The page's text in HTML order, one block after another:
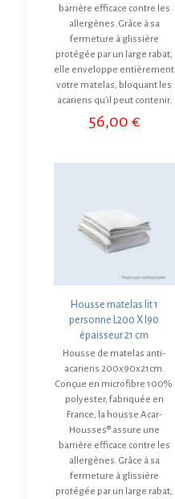
barrière efficace contre les
allergènes. Grâce à sa
fermeture à glissière
protégée par un large rabat,
elle enveloppe entièrement
votre matelas, bloquant les
acariens qu’il peut contenir.
56,00 €
Housse matelas lit 1
personne L200 X l90
épaisseur 21 cm
Housse de matelas anti-
acariens 200x90x21cm.
Conçue en microfibre 100%
polyester, fabriquée en
France, la housse Acar-
Housses® assure une
barrière efficace contre les
allergènes. Grâce à sa
fermeture à glissière
protégée par un large rabat,